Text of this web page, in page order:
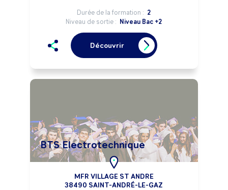
Durée de la formation : 2
Niveau de sortie : Niveau Bac +2
Découvrir
BTS Electrotechnique
MFR VILLAGE ST ANDRE
38490 SAINT-ANDRÉ-LE-GAZ